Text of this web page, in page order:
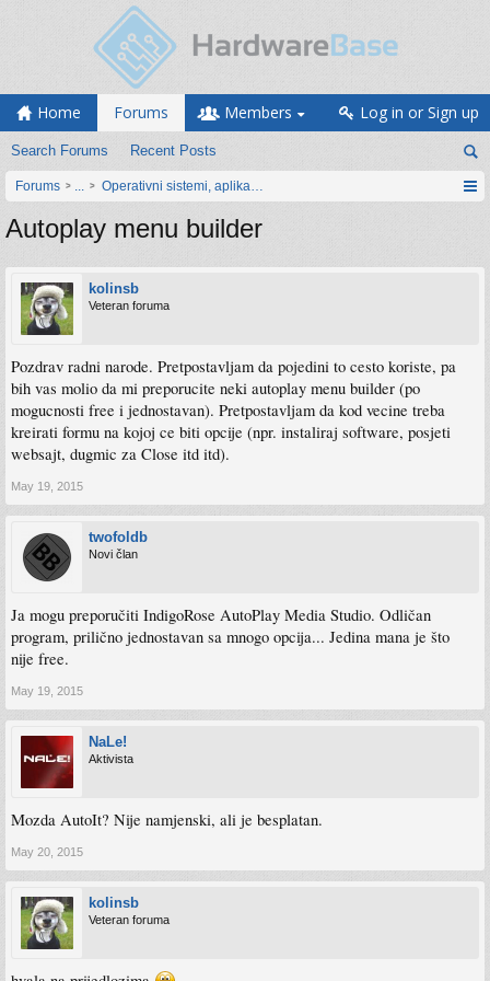
Home Forums
Search Forums Recent Posts
Members Log in or Sign up
Forums ... Operativni sistemi, aplikacije i programiranje
Autoplay menu builder
kolinsb
Veteran foruma
Pozdrav radni narode. Pretpostavljam da pojedini to cesto koriste, pa
bih vas molio da mi preporucite neki autoplay menu builder (po
mogucnosti free i jednostavan). Pretpostavljam da kod vecine treba
kreirati formu na kojoj ce biti opcije (npr. instaliraj software, posjeti
websajt, dugmic za Close itd itd).
May 19, 2015
twofoldb
Novi član
Ja mogu preporučiti IndigoRose AutoPlay Media Studio. Odličan
program, prilično jednostavan sa mnogo opcija... Jedina mana je što
nije free.
May 19, 2015
NaLe!
Aktivista
Mozda AutoIt? Nije namjenski, ali je besplatan.
May 20, 2015
kolinsb
Veteran foruma